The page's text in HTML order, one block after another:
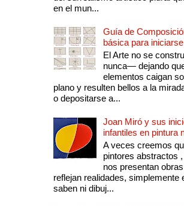
en el mun...
Guía de
básica para
El Arte no se
nunca— dejando
elementos caigan
plano y resulten bellos a la
o depositarse a...
Joan Miró y sus
infantiles en pintura
A veces creemos
pintores abstractos
nos presentan
reflejan realidades, simplemente
saben ni dibuj...